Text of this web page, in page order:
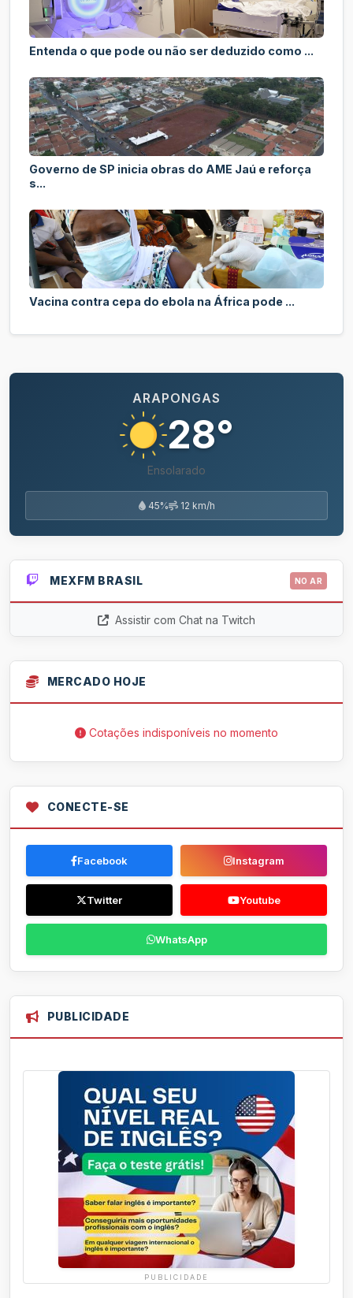
Entenda o que pode ou não ser deduzido como ...
Governo de SP inicia obras do AME Jaú e reforça
s...
Vacina contra cepa do ebola na África pode ...
ARAPONGAS
28°
Ensolarado
45% 12 km/h
MEXFM BRASIL NO AR
Assistir com Chat na Twitch
MERCADO HOJE
Cotações indisponíveis no momento
CONECTE-SE
Facebook Instagram
Twitter Youtube
WhatsApp
PUBLICIDADE
PUBLICIDADE